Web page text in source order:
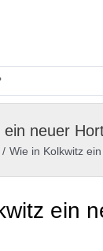
ein neuer
/ Wie in Kolkwitz
ein